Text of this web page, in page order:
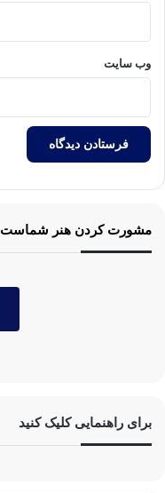
وب‌ سایت
مشورت کردن هنر شماست
برای راهنمایی کلیک کنید